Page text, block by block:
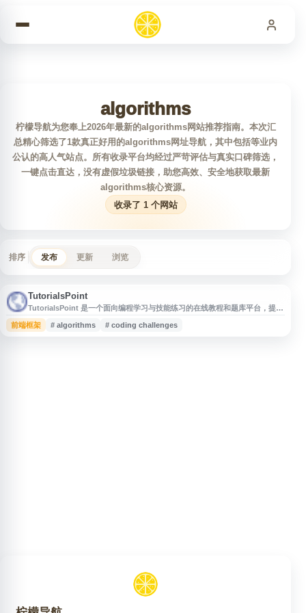
algorithms
柠檬导航为您奉上2026年最新的algorithms网站推荐指南。本次汇
总精心筛选了1款真正好用的algorithms网址导航，其中包括等业内
公认的高人气站点。所有收录平台均经过严苛评估与真实口碑筛选，
一键点击直达，没有虚假垃圾链接，助您高效、安全地获取最新
algorithms核心资源。
收录了 1 个网站
排序 发布 更新 浏览
TutorialsPoint
TutorialsPoint 是一个面向编程学习与技能练习的在线教程和题库平台，提供
编程教程、数据结构与算法、编程练习、编码挑战等内容。网站收录大量按难
度分类的练习题，并提供相关解答与学习资料，适合开发者、学生和求职者用
前端框架 # algorithms # coding challenges